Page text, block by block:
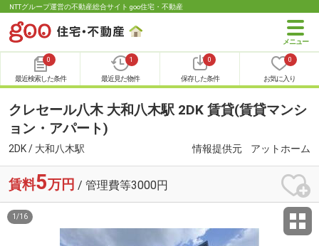
NTTグループ運営の不動産総合サイト goo住宅・不動産
0
最近検索した条件
1
最近見た物件
0
保存した条件
0
お気に入り
クレセール八木 大和八木駅 2DK 賃貸(賃貸マンシ
ョン・アパート)
2DK / 大和八木駅 情報提供元 アットホーム
賃料5万円 / 管理費等3000円
1 /16